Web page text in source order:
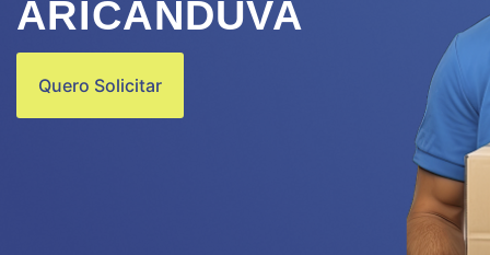
ARICANDUVA
Quero Solicitar